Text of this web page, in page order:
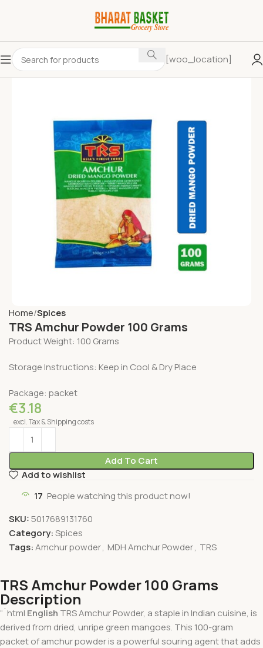
[woo_location]
Home Spices
TRS Amchur Powder 100 Grams
Product Weight: 100 Grams
Storage Instructions: Keep in Cool & Dry Place
Package: packet
€3.18
excl. Tax & Shipping costs
Add To Cart
Add to wishlist
17 People watching this product now!
SKU:5017689131760
Category:Spices
Tags:Amchur powder, MDH Amchur Powder, TRS
TRS Amchur Powder 100 Grams
Description
“`html English TRS Amchur Powder, a staple in Indian cuisine, is
derived from dried, unripe green mangoes. This 100-gram
packet of amchur powder is a powerful souring agent that adds